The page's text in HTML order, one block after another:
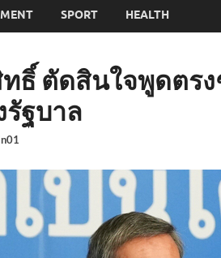
SPORT HEALTH
ธิ์ ตัดสินใจพูดตรง
ฐบาล